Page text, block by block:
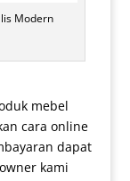
Modern
mebel
cara online
dapat
kami